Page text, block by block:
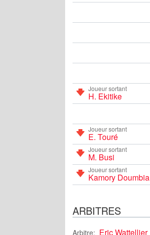
Joueur sortant
H. Ekitike
Joueur sortant
E. Touré
Joueur sortant
M. Busi
Joueur sortant
Kamory Doumbia
ARBITRES
Arbitre: Eric Wattellier